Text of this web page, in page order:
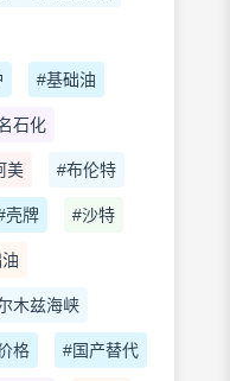
#基础油
石化
美 #布伦特
壳牌 #沙特
木兹海峡
格 #国产替代